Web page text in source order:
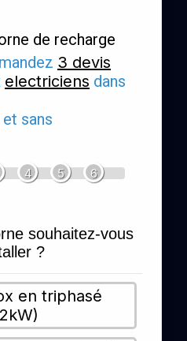
de recharge
3 devis
electriciens dans
sans
4 5 6
souhaitez-vous
?
en triphasé